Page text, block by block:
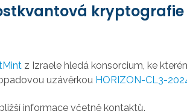
z Izraele hledá konsorcium, ke
uzávěrkou HORIZON-CL3-
informace včetně kontaktů.